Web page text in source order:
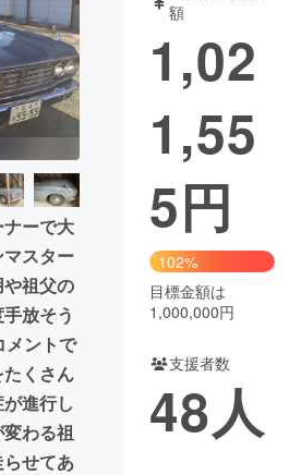
・ガジェット
書籍・雑誌
業 チャレンジ
地域活性化
Good
CAMPFIRE Creation
と納税machi-ya コミュニティ
ーで大
スター
祖父の
放そう
メントで
くさん
進行し
わる祖
せてあ
額
1,02
1,55
5円
102%
目標金額は
1,000,000円
支援者数
48人